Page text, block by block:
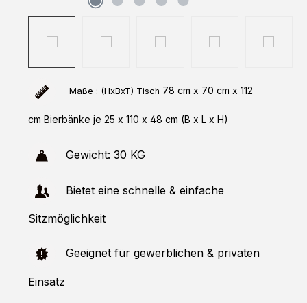
Maße : (HxBxT) Tisch 78 cm x 70 cm x 112
cm Bierbänke je 25 x 110 x 48 cm (B x L x H)
Gewicht: 30 KG
Bietet eine schnelle & einfache
Sitzmöglichkeit
Geeignet für gewerblichen & privaten
Einsatz